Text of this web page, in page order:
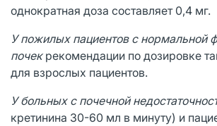
однократная доза составляет 0,4 мг.
У пожилых пациентов с нормальной
почекрекомендации по дозировке
для взрослых пациентов.
Убольных с почечной
кретинина 30-60 мл в минуту) и